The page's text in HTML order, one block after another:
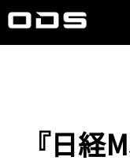
『日経